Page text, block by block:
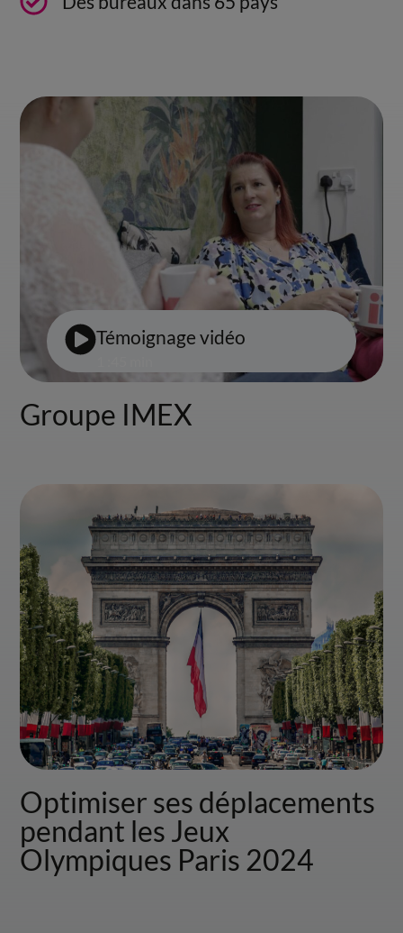
Témoignage vidéo
Groupe IMEX
Optimiser ses déplacements
pendant les Jeux
Olympiques Paris 2024